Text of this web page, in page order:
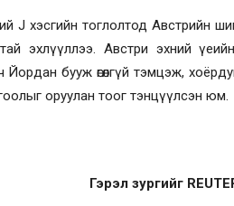
J хэсгийн тоглолтод Австрийн
эхлүүллээ. Австри эхний
Йордан бууж өгөлгүй тэмцэж,
оруулан тоог тэнцүүлсэн юм.
Гэрэл зургийг